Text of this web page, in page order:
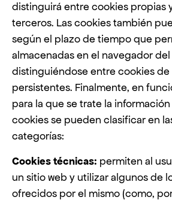
distinguirá entre cookies propias
terceros. Las cookies también
según el plazo de tiempo que
almacenadas en el navegador del
distinguiéndose entre cookies de
persistentes. Finalmente, en
para la que se trate la
cookies se pueden clasificar en
categorías:
Cookies técnicas: permiten al
un sitio web y utilizar algunos de
ofrecidos por el mismo (como,